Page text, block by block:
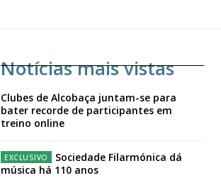
Notícias mais vistas
Clubes de Alcobaça juntam-se para
bater recorde de participantes em
treino online
Sociedade Filarmónica dá
música há 110 anos